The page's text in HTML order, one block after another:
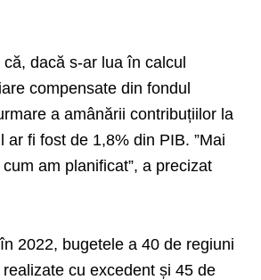
dacă s-ar lua în calcul
compensate din fondul
a amânării contribuțiilor la
ar fi fost de 1,8% din PIB. ”Mai
am planificat”, a precizat
2022, bugetele a 40 de regiuni
cu excedent și 45 de